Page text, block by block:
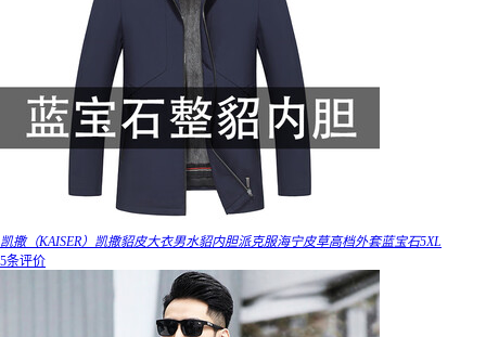
凯撒（KAISER）凯撒貂皮大衣男水貂内胆派克服海宁皮草高档外套蓝宝石5XL
5条评价